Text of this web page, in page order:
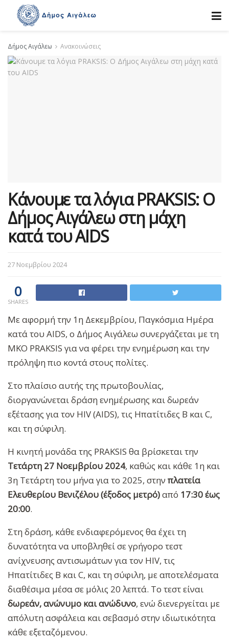
Δήμος Αιγάλεω Ανακοινώσεις
Κάνουμε τα λόγια PRAKSIS: Ο
Δήμος Αιγάλεω στη μάχη
κατά του AIDS
27 Νοεμβρίου 2024
0
SHARES
Με αφορμή την 1η Δεκεμβρίου, Παγκόσμια Ημέρα
κατά του AIDS, ο Δήμος Αιγάλεω συνεργάζεται με τη
ΜΚΟ PRAKSIS για να φέρει την ενημέρωση και την
πρόληψη πιο κοντά στους πολίτες.
Στο πλαίσιο αυτής της πρωτοβουλίας,
διοργανώνεται δράση ενημέρωσης και δωρεάν
εξέτασης για τον HIV (AIDS), τις Ηπατίτιδες Β και C,
και τη σύφιλη.
Η κινητή μονάδα της PRAKSIS θα βρίσκεται την
Τετάρτη 27 Νοεμβρίου 2024, καθώς και κάθε 1η και
3η Τετάρτη του μήνα για το 2025, στηνπλατεία
Ελευθερίου Βενιζέλου (έξοδος μετρό)από 17:30 έως
20:00.
Στη δράση, κάθε ενδιαφερόμενος θα έχει τη
δυνατότητα να υποβληθεί σε γρήγορο τεστ
ανίχνευσης αντισωμάτων για τον HIV, τις
Ηπατίτιδες Β και C, και τη σύφιλη, με αποτελέσματα
διαθέσιμα μέσα σε μόλις 20 λεπτά. Το τεστ είναι
δωρεάν, ανώνυμο και ανώδυνο, ενώ διενεργείται με
απόλυτη ασφάλεια και σεβασμό στην ιδιωτικότητα
κάθε εξεταζόμενου.